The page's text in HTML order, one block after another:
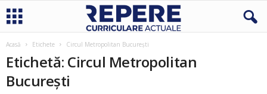
Acasă Etichete Circul Metropolitan București
Etichetă: Circul Metropolitan
București